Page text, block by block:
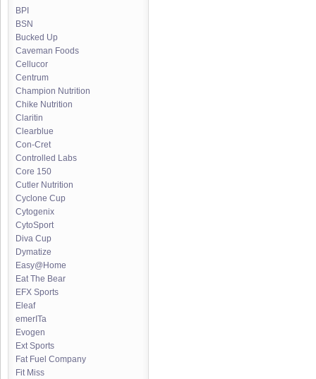
BPI
BSN
Bucked Up
Caveman Foods
Cellucor
Centrum
Champion Nutrition
Chike Nutrition
Claritin
Clearblue
Con-Cret
Controlled Labs
Core 150
Cutler Nutrition
Cyclone Cup
Cytogenix
CytoSport
Diva Cup
Dymatize
Easy@Home
Eat The Bear
EFX Sports
Eleaf
emerITa
Evogen
Ext Sports
Fat Fuel Company
Fit Miss